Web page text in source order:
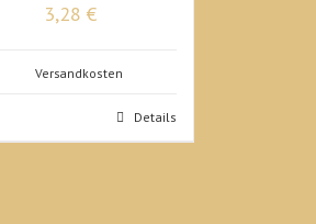
3,28 €
Versandkosten
Details